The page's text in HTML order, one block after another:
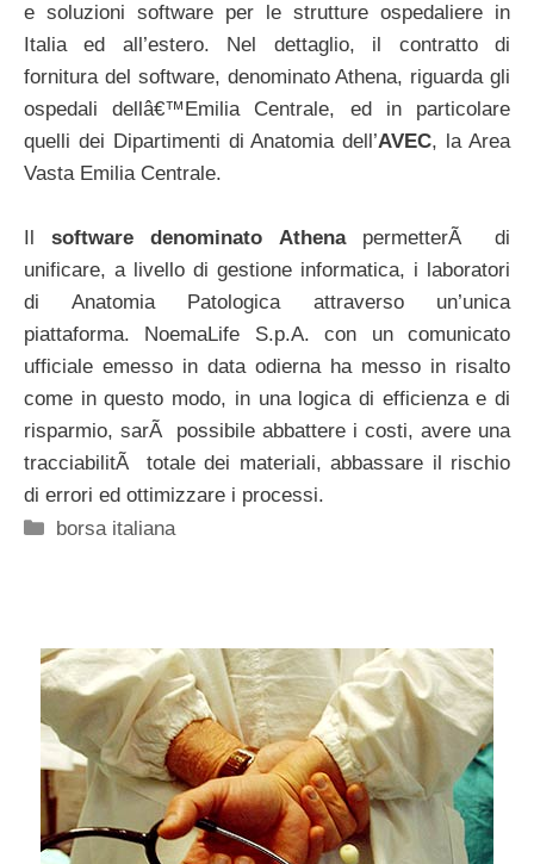
e soluzioni software per le strutture ospedaliere in
Italia ed all’estero. Nel dettaglio, il contratto di
fornitura del software, denominato Athena, riguarda gli
ospedali dellâ€™Emilia Centrale, ed in particolare
quelli dei Dipartimenti di Anatomia dell’AVEC, la Area
Vasta Emilia Centrale.
Ilsoftware denominato AthenapermetterÃ di
unificare, a livello di gestione informatica, i laboratori
di Anatomia Patologica attraverso un’unica
piattaforma. NoemaLife S.p.A. con un comunicato
ufficiale emesso in data odierna ha messo in risalto
come in questo modo, in una logica di efficienza e di
risparmio, sarÃ possibile abbattere i costi, avere una
tracciabilitÃ totale dei materiali, abbassare il rischio
di errori ed ottimizzare i processi.
Categorie
borsa italiana